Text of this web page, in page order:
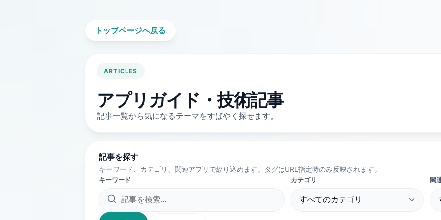
トップページへ戻る
ARTICLES
アプリガイド・技術記事
記事一覧から気になるテーマをすばやく探せます。
記事を探す
キーワード、カテゴリ、関連アプリで絞り込めます。タグはURL指定時のみ反映されます。
キーワード
カテゴリ 関